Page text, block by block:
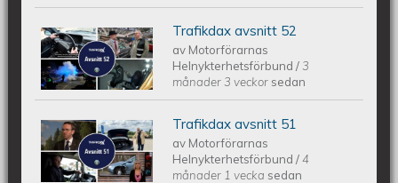
Trafikdax - Avsnitt 52
Trafikdax avsnitt 52
av Motorförarnas
Helnykterhetsförbund/3
månader 3 veckor sedan
Trafikdax - Avsnitt 51
Trafikdax avsnitt 51
av Motorförarnas
Helnykterhetsförbund/4
månader 1 vecka sedan